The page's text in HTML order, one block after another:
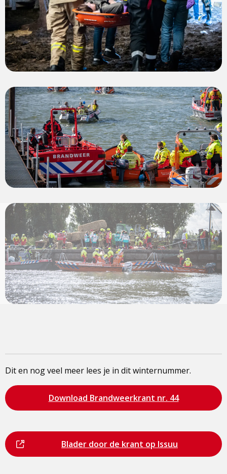
View
photo
View
photo
Dit en nog veel meer lees je in dit winternummer.
Bezoek
de
Download Brandweerkrant nr. 44
is
Bezoek
de
Blader door de krant op Issuu